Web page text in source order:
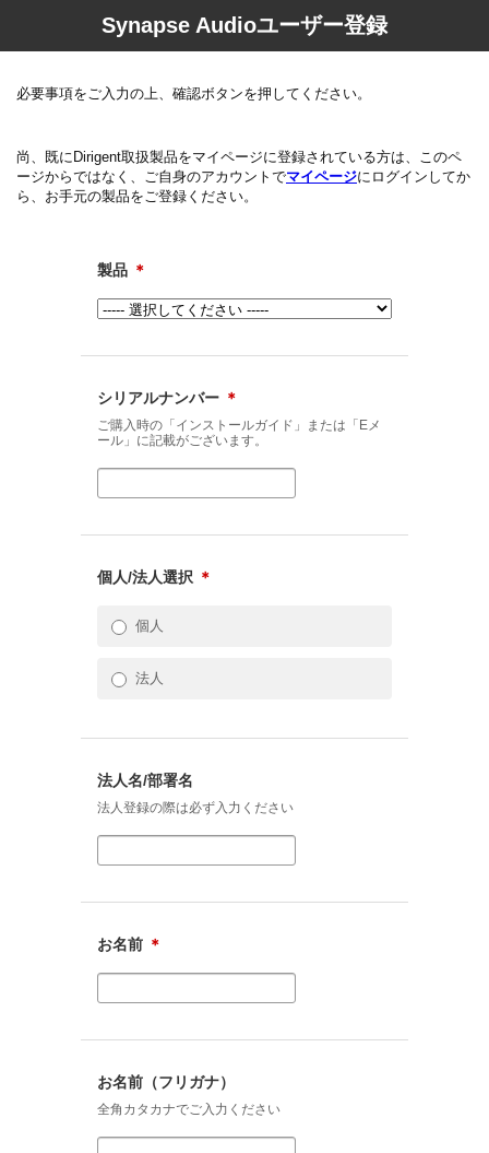
Synapse Audioユーザー登録
必要事項をご入力の上、確認ボタンを押してください。
尚、既にDirigent取扱製品をマイページに登録されている方は、このペ
ージからではなく、ご自身のアカウントでマイページにログインしてか
ら、お手元の製品をご登録ください。
製品 ＊
シリアルナンバー ＊
ご購入時の「インストールガイド」または「Eメ
ール」に記載がございます。
個人/法人選択 ＊
個人
法人
法人名/部署名
法人登録の際は必ず入力ください
お名前 ＊
お名前（フリガナ）
全角カタカナでご入力ください